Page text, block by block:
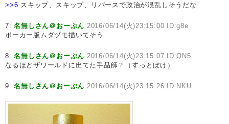
>>6 スキップ、スキップ、リバースで政治が混乱しそうだな
7:名無しさん＠おーぷん 2016/06/14(火)23:15:00 ID:g8e
ポーカー版ムダヅモ描いてそう
8:名無しさん＠おーぷん 2016/06/14(火)23:15:07 ID:QN5
なるほどザワールドに出てた手品師？（すっとぼけ）
9:名無しさん＠おーぷん 2016/06/14(火)23:15:26 ID:NKU